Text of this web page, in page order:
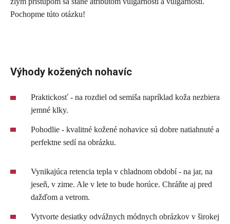
Pochopme túto otázku!
Výhody kožených nohavíc
Praktickosť - na rozdiel od semiša napríklad koža nezbiera
jemné klky.
Pohodlie - kvalitné kožené nohavice sú dobre natiahnuté a
perfektne sedí na obrázku.
Vynikajúca retencia tepla v chladnom období - na jar, na
jeseň, v zime. Ale v lete to bude horúce. Chráňte aj pred
dažďom a vetrom.
Vytvorte desiatky odvážnych módnych obrázkov v širokej
reddit
Skype